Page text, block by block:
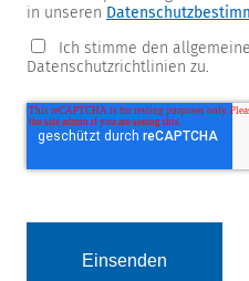
in unseren
Ich stimme den
Datenschutzrichtlinien zu.